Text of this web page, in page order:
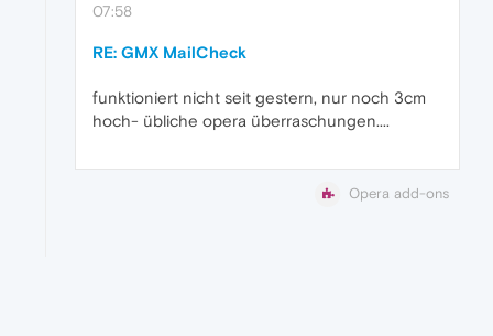
07:58
RE: GMX MailCheck
funktioniert nicht seit gestern, nur noch 3cm
hoch- übliche opera überraschungen....
Opera add-ons